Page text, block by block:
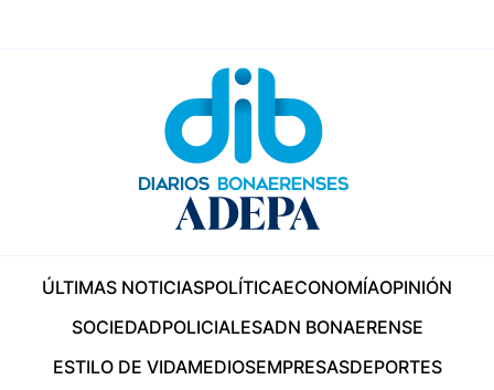
ÚLTIMAS NOTICIASPOLÍTICAECONOMÍAOPINIÓN
SOCIEDADPOLICIALESADN BONAERENSE
ESTILO DE VIDAMEDIOSEMPRESASDEPORTES